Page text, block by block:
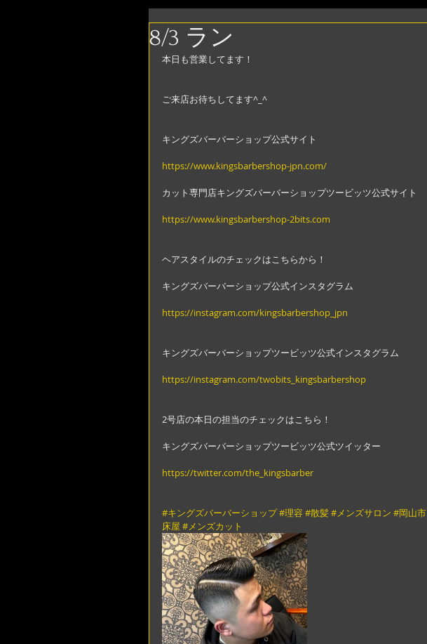
8/3 ラン
本日も営業してます！
ご来店お待ちしてます^_^
キングズバーバーショップ公式サイト
https://www.kingsbarbershop-jpn.com/
カット専門店キングズバーバーショップツービッツ公式サイト
https://www.kingsbarbershop-2bits.com
ヘアスタイルのチェックはこちらから！
キングズバーバーショップ公式インスタグラム
https://instagram.com/kingsbarbershop_jpn
キングズバーバーショップツービッツ公式インスタグラム
https://instagram.com/twobits_kingsbarbershop
2号店の本日の担当のチェックはこちら！
キングズバーバーショップツービッツ公式ツイッター
https://twitter.com/the_kingsbarber
#キングズバーバーショップ#理容 #散髪#メンズサロン #岡山市
床屋 #メンズカット